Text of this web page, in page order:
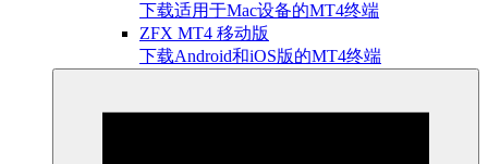
下载适用于Mac设备的MT4终端
ZFX MT4 移动版
下载Android和iOS版的MT4终端